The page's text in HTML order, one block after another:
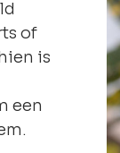
of
is
een